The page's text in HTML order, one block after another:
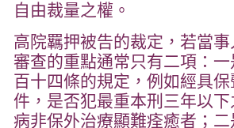
自由裁量之權。
高院羈押被告的裁定，若當
審查的重點通常只有二項：
百十四條的規定，例如經具
件，是否犯最重本刑三年以
病非保外治療顯難痊癒者；